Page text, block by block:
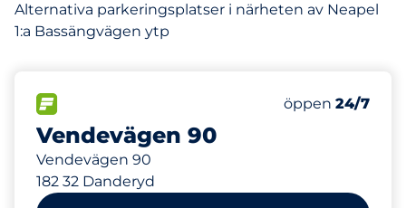
Alternativa parkeringsplatser i närheten av Neapel
1:a Bassängvägen ytp
Vendevägen 90
Vendevägen 90
182 32 Danderyd
Antal
Totalt antal
Lördag
öppen 24/7
551 m